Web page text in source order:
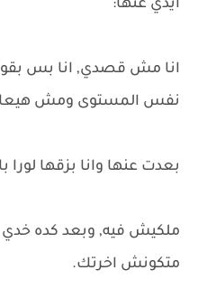
ايدي عنها:
انا مش قصدي, انا بس
نفس المستوى ومش
بعدت عنها وانا بزقها لورا
ملكيش فيه, وبعد كده
متكونش اخرتك.